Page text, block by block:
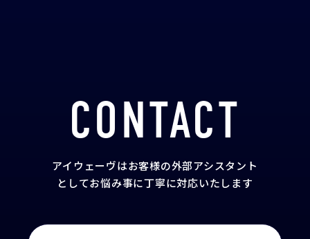
CONTACT
アイウェーヴはお客様の外部アシスタント
としてお悩み事に丁寧に対応いたします